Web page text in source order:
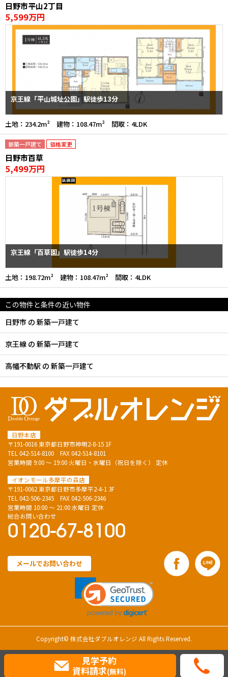
日野市平山2丁目
5,599万円
京王線「平山城址公園」駅徒歩13分
土地：234.2m² 建物：108.47m² 間取：4LDK
新築一戸建て 価格変更
日野市百草
5,499万円
京王線「百草園」駅徒歩14分
土地：198.72m² 建物：108.47m² 間取：4LDK
この物件と条件の近い物件
日野市 の 新築一戸建て
京王線 の 新築一戸建て
高幡不動駅 の 新築一戸建て
日野本店
〒191-0016 東京都日野市神明2-8-15 1F
TEL 042-514-8100 FAX 042-514-8101
営業時間 9:00 ～ 19:00 火曜日・水曜日（祝日を除く） 定休
イオンモール多摩平の森店
〒191-0062 東京都日野市多摩平2-4-1 3F
TEL 042-506-2345 FAX 042-506-2346
営業時間 10:00 ～ 21:00 水曜日 定休
総合お問い合わせ
0120-67-8100
メールでお問い合わせ
Copyright© 株式会社ダブルオレンジ All Rights Reserved.
見学予約
資料請求(無料)